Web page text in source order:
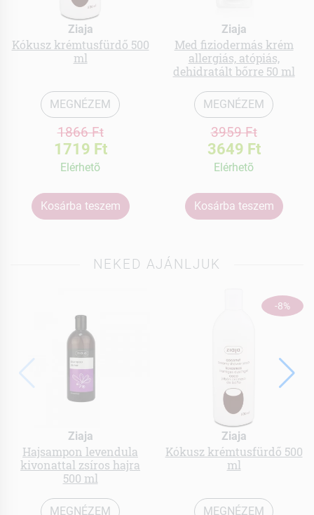
Ziaja
Kókusz krémtusfürdő 500
ml
MEGNÉZEM
1866 Ft
1719 Ft
Elérhetõ
Kosárba teszem
Ziaja
Med fiziodermás krém
allergiás, atópiás,
dehidratált bőrre 50 ml
MEGNÉZEM
3959 Ft
3649 Ft
Elérhetõ
Kosárba teszem
NEKED AJÁNLJUK
Ziaja
Hajsampon levendula
kivonattal zsíros hajra
500 ml
MEGNÉZEM
-8%
Ziaja
Kókusz krémtusfürdő 500
ml
MEGNÉZEM